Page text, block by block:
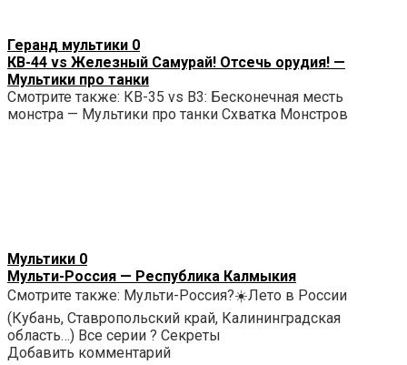
Геранд мультики 0
КВ-44 vs Железный Самурай! Отсечь орудия! —
Мультики про танки
Смотрите также: КВ-35 vs B3: Бесконечная месть
монстра — Мультики про танки Схватка Монстров
Мультики 0
Мульти-Россия — Республика Калмыкия
Смотрите также: Мульти-Россия?☀️Лето в России
(Кубань, Ставропольский край, Калининградская
область…) Все серии ? Секреты
Добавить комментарий